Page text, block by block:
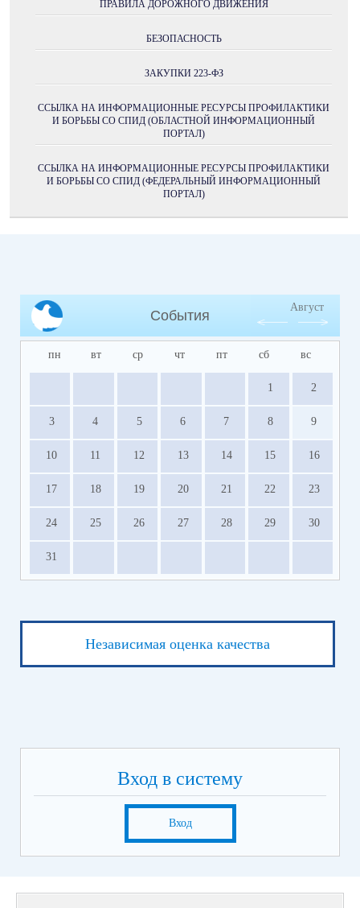
ПРАВИЛА ДОРОЖНОГО ДВИЖЕНИЯ
БЕЗОПАСНОСТЬ
ЗАКУПКИ 223-ФЗ
ССЫЛКА НА ИНФОРМАЦИОННЫЕ РЕСУРСЫ ПРОФИЛАКТИКИ
И БОРЬБЫ СО СПИД (ОБЛАСТНОЙ ИНФОРМАЦИОННЫЙ
ПОРТАЛ)
ССЫЛКА НА ИНФОРМАЦИОННЫЕ РЕСУРСЫ ПРОФИЛАКТИКИ
И БОРЬБЫ СО СПИД (ФЕДЕРАЛЬНЫЙ ИНФОРМАЦИОННЫЙ
ПОРТАЛ)
События
Август
пн вт ср чт пт сб вс
1 2
3 4 5 6 7 8 9
10 11 12 13 14 15 16
17 18 19 20 21 22 23
24 25 26 27 28 29 30
31
Независимая оценка качества
Вход в систему
Вход